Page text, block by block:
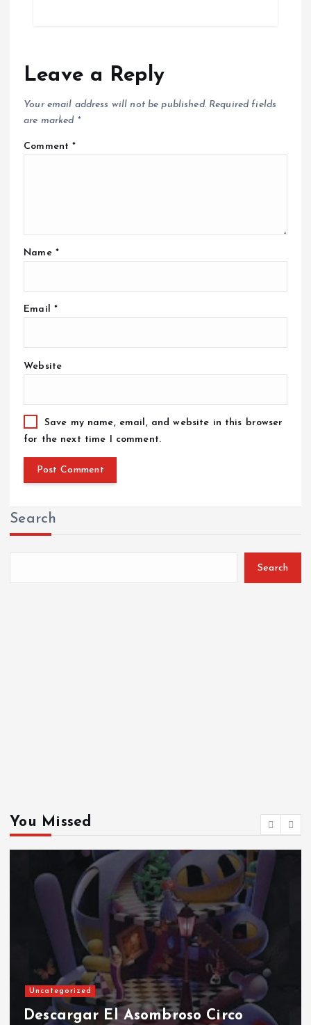
Leave a Reply
Your email address will not be published. Required fields
are marked *
Comment*
Name *
Email *
Website
Save my name, email, and website in this browser
for the next time I comment.
Search
Search
You Missed
Uncategorized
Descargar El Asombroso Circo